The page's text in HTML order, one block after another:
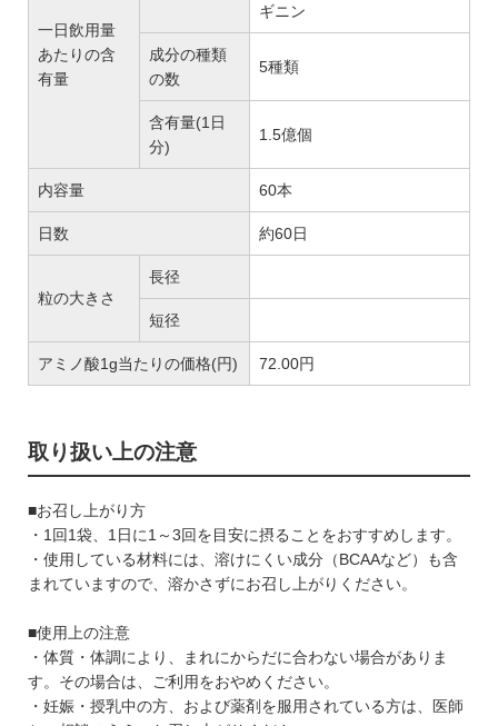
一日飲用量
あたりの含
有量
ギニン
成分の種類
の数
5種類
含有量(1日
分)
1.5億個
内容量 60本
日数 約60日
粒の大きさ
長径
短径
アミノ酸1g当たりの価格(円) 72.00円
取り扱い上の注意
■お召し上がり方
・1回1袋、1日に1～3回を目安に摂ることをおすすめします。
・使用している材料には、溶けにくい成分（BCAAなど）も含
まれていますので、溶かさずにお召し上がりください。
■使用上の注意
・体質・体調により、まれにからだに合わない場合がありま
す。その場合は、ご利用をおやめください。
・妊娠・授乳中の方、および薬剤を服用されている方は、医師